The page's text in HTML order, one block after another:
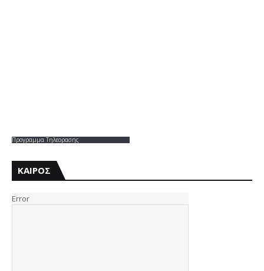
Προγραμμα Τηλεορασης
ΚΑΙΡΟΣ